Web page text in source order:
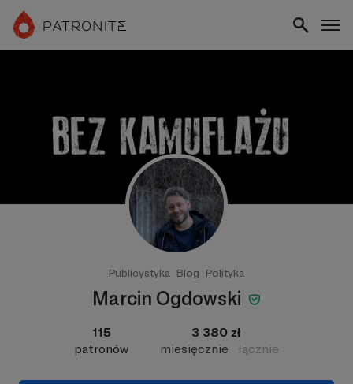
Publicystyka Blog Polityka
Marcin Ogdowski
115
patronów
3 380 zł
miesięcznie
łącznie